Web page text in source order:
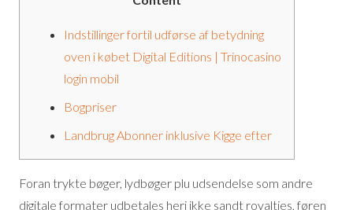
Indstillinger fortil udførse af betydning
oven i købet Digital Editions | Trinocasino
login mobil
Bogpriser
Landbrug Abonner inklusive Kigge efter
Foran trykte bøger, lydbøger plu udsendelse som andre
digitale formater udbetales heri ikke sandt royalties, føren